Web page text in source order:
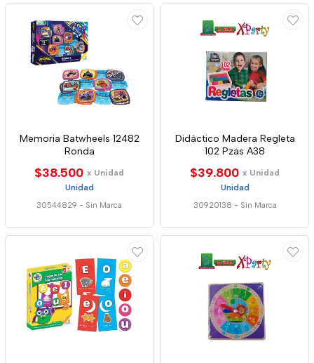
Memoria Batwheels 12482
Ronda
$38.500 x Unidad
Unidad
30544829 - Sin Marca
Didáctico Madera Regleta
102 Pzas A38
$39.800 x Unidad
Unidad
30920138 - Sin Marca